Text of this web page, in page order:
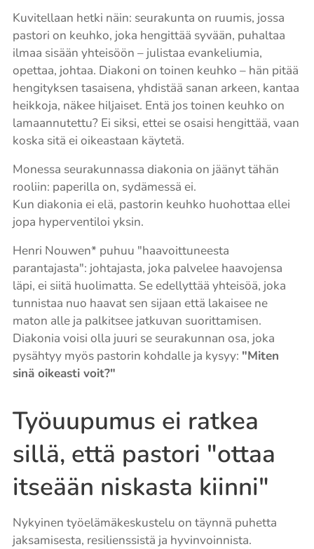
Kuvitellaan hetki näin: seurakunta on ruumis, jossa
pastori on keuhko, joka hengittää syvään, puhaltaa
ilmaa sisään yhteisöön – julistaa evankeliumia,
opettaa, johtaa. Diakoni on toinen keuhko – hän pitää
hengityksen tasaisena, yhdistää sanan arkeen, kantaa
heikkoja, näkee hiljaiset. Entä jos toinen keuhko on
lamaannutettu? Ei siksi, ettei se osaisi hengittää, vaan
koska sitä ei oikeastaan käytetä.
Monessa seurakunnassa diakonia on jäänyt tähän
rooliin: paperilla on, sydämessä ei.
Kun diakonia ei elä, pastorin keuhko huohottaa ellei
jopa hyperventiloi yksin.
Henri Nouwen* puhuu "haavoittuneesta
parantajasta": johtajasta, joka palvelee haavojensa
läpi, ei siitä huolimatta. Se edellyttää yhteisöä, joka
tunnistaa nuo haavat sen sijaan että lakaisee ne
maton alle ja palkitsee jatkuvan suorittamisen.
Diakonia voisi olla juuri se seurakunnan osa, joka
pysähtyy myös pastorin kohdalle ja kysyy: "Miten
sinä oikeasti voit?"
Työuupumus ei ratkea
sillä, että pastori "ottaa
itseään niskasta kiinni"
Nykyinen työelämäkeskustelu on täynnä puhetta
jaksamisesta, resilienssistä ja hyvinvoinnista.